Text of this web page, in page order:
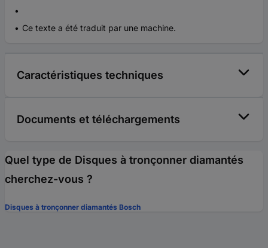
Ce texte a été traduit par une machine.
Caractéristiques techniques
Documents et téléchargements
Quel type de Disques à tronçonner diamantés
cherchez-vous ?
Disques à tronçonner diamantés Bosch